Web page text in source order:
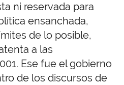
ni reservada para
ensanchada,
de lo posible,
a las
Ese fue el gobierno
de los discursos de